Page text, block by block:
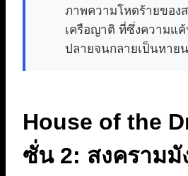
ภาพความโหดร้ายของ
เครือญาติ ที่ซึ่งความแ
ปลายจนกลายเป็นหาย
House of the
ซั่น 2: สงครามมั